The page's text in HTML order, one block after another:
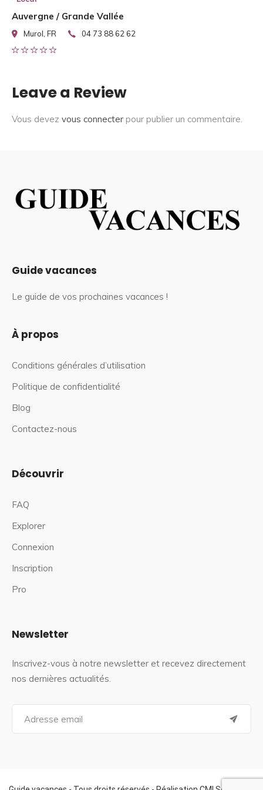
Auvergne / Grande Vallée
Murol, FR 04 73 88 62 62
Leave a Review
Vous devez vous connecter pour publier un commentaire.
Guide vacances
Le guide de vos prochaines vacances !
À propos
Conditions générales d’utilisation
Politique de confidentialité
Blog
Contactez-nous
Découvrir
FAQ
Explorer
Connexion
Inscription
Pro
Newsletter
Inscrivez-vous à notre newsletter et recevez directement
nos dernières actualités.
a
f